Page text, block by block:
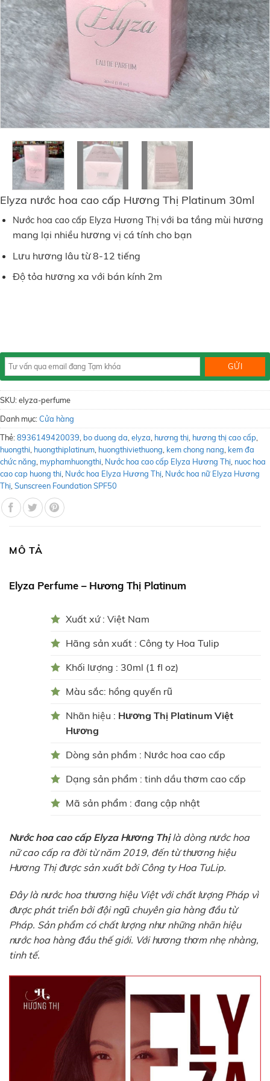
Elyza nước hoa cao cấp Hương Thị Platinum 30ml
Nước hoa cao cấp Elyza Hương Thị với ba tầng mùi hương
mang lại nhiều hương vị cá tính cho bạn
Lưu hương lâu từ 8-12 tiếng
Độ tỏa hương xa với bán kính 2m
SKU:elyza-perfume
Danh mục:Cửa hàng
Thẻ:8936149420039, bo duong da,elyza, hương thị, hương thị cao cấp,
huongthi, huongthiplatinum, huongthiviethuong, kem chong nang, kem đa
chức năng, myphamhuongthi, Nước hoa cao cấp Elyza Hương Thị, nuoc hoa
cao cap huong thi, Nước hoa Elyza Hương Thị, Nước hoa nữ Elyza Hương
Thị,Sunscreen Foundation SPF50
MÔ TẢ
Elyza Perfume – Hương Thị Platinum
Xuất xứ : Việt Nam
Hãng sản xuất : Công ty Hoa Tulip
Khối lượng : 30ml (1 fl oz)
Màu sắc: hồng quyến rũ
Nhãn hiệu : Hương Thị Platinum Việt
Hương
Dòng sản phẩm : Nước hoa cao cấp
Dạng sản phẩm : tinh dầu thơm cao cấp
Mã sản phẩm : đang cập nhật
Nước hoa cao cấp Elyza Hương Thịlà dòng nước hoa
nữ cao cấp ra đời từ năm 2019, đến từ thương hiệu
Hương Thị được sản xuất bởi Công ty Hoa TuLip.
Đây là nước hoa thương hiệu Việt với chất lượng Pháp vì
được phát triển bởi đội ngũ chuyên gia hàng đầu từ
Pháp. Sản phẩm có chất lượng như những nhãn hiệu
nước hoa hàng đầu thế giới. Với hương thơm nhẹ nhàng,
tinh tế.